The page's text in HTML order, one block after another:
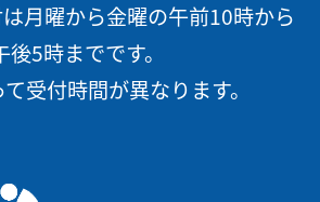
月曜から金曜の午前10時から
後5時までです。
受付時間が異なります。